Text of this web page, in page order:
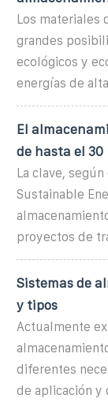
Los materiales
grandes
ecológicos y
energías de
El
de hasta el 30
La clave,
Sustainable
proyectos de
Sistemas de
y tipos
Actualmente
diferentes
de aplicación y